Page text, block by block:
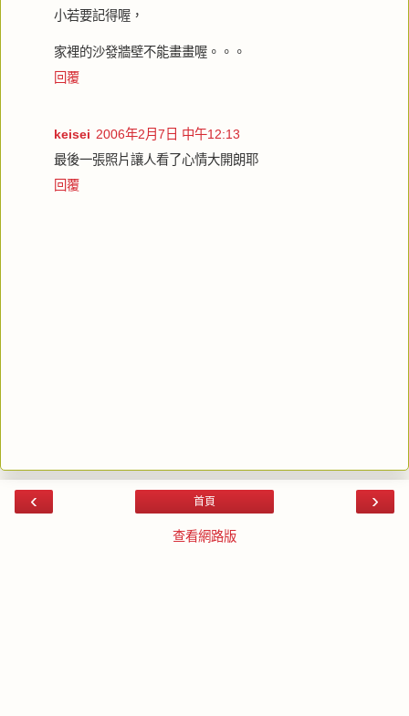
小若要記得喔，
家裡的沙發牆壁不能畫畫喔。。。
回覆
keisei 2006年2月7日 中午12:13
最後一張照片讓人看了心情大開朗耶
回覆
‹ ›
首頁
查看網路版